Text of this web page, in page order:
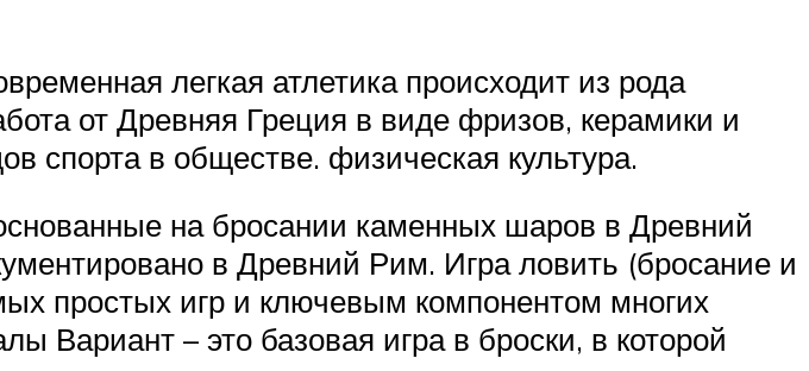
легкая атлетика происходит из рода
от Древняя Греция в виде фризов, керамики и
спорта в обществе. физическая культура.
на бросании каменных шаров в Древний
в Древний Рим. Игра ловить (бросание и
простых игр и ключевым компонентом многих
Вариант – это базовая игра в броски, в которой